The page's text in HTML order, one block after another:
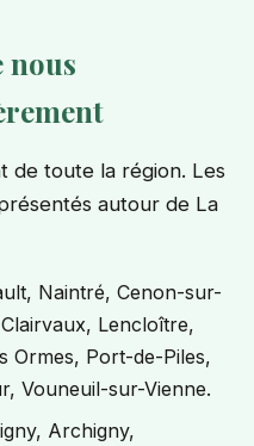
nous
de toute la région. Les
autour de La
Naintré, Cenon-sur-
Lencloître,
Ormes, Port-de-Piles,
Vouneuil-sur-Vienne.
Archigny,